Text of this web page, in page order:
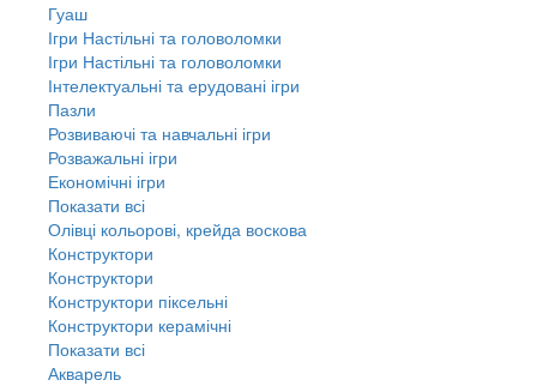
Гуаш
Ігри Настільні та головоломки
Ігри Настільні та головоломки
Інтелектуальні та ерудовані ігри
Пазли
Розвиваючі та навчальні ігри
Розважальні ігри
Економічні ігри
Показати всі
Олівці кольорові, крейда воскова
Конструктори
Конструктори
Конструктори піксельні
Конструктори керамічні
Показати всі
Акварель